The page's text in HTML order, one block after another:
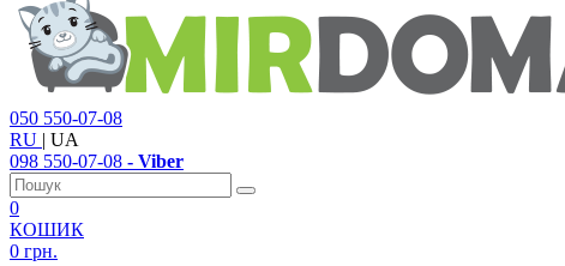
050 550-07-08
RU | UA
098 550-07-08 - Viber
0
КОШИК
0 грн.